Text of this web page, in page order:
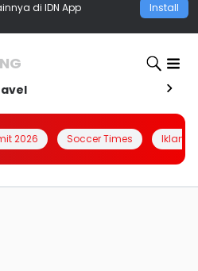
di IDN App Install
2026 Soccer Times Iklanin